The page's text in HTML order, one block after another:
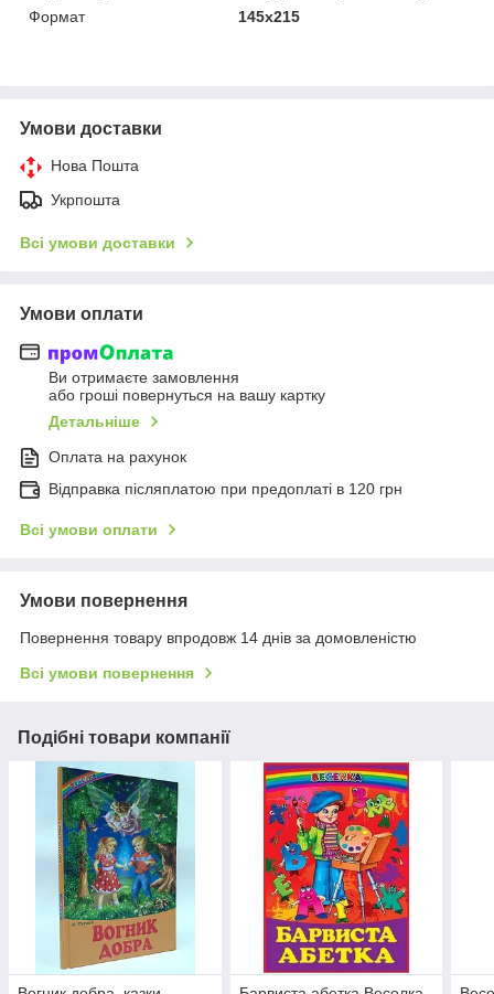
Формат
145х215
Умови доставки
Нова Пошта
Укрпошта
Всі умови доставки
Умови оплати
Ви отримаєте замовлення
або гроші повернуться на вашу картку
Детальніше
Оплата на рахунок
Відправка післяплатою при предоплаті в 120 грн
Всі умови оплати
Умови повернення
Повернення товару впродовж 14 днів за домовленістю
Всі умови повернення
Подібні товари компанії